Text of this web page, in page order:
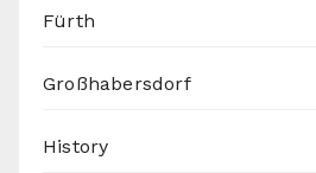
Fürth
Großhabersdorf
History